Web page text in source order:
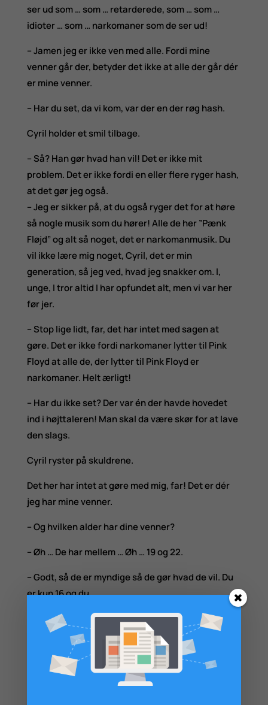
ser ud som … som … retarderede, som … som …
idioter … som … narkomaner som de ser ud!
– Jamen jeg er ikke ven med alle. Fordi mine
venner går der, betyder det ikke at alle der går dér
er mine venner.
– Har du set, da vi kom, var der en der røg hash.
Cyril holder et smil tilbage.
– Så? Han gør hvad han vil! Det er ikke mit
problem. Det er ikke fordi en eller flere ryger hash,
at det gør jeg også.
– Jeg er sikker på, at du også ryger det for at høre
så nogle musik som du hører! Alle de her ”Pænk
Fløjd” og alt så noget, det er narkomanmusik. Du
vil ikke lære mig noget, Cyril, det er min
generation, så jeg ved, hvad jeg snakker om. I,
unge, I tror altid I har opfundet alt, men vi var her
før jer.
– Stop lige lidt, far, det har intet med sagen at
gøre. Det er ikke fordi narkomaner lytter til Pink
Floyd at alle de, der lytter til Pink Floyd er
narkomaner. Helt ærligt!
– Har du ikke set? Der var én der havde hovedet
ind i højttaleren! Man skal da være skør for at lave
den slags.
Cyril ryster på skuldrene.
Det her har intet at gøre med mig, far! Det er dér
jeg har mine venner.
– Og hvilken alder har dine venner?
– Øh … De har mellem … Øh … 19 og 22.
– Godt, så de er myndige så de gør hvad de vil. Du
er kun 16 og du …
– … En halv!
– Jeg er 16 en halv, far.